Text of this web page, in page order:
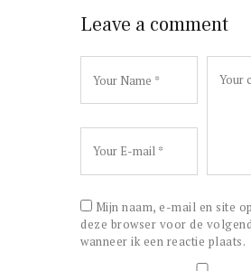
Leave a comment
Mijn naam, e-mail en site
deze browser voor de
wanneer ik een reactie plaats.